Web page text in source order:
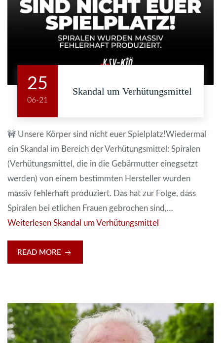
25
06-21
Skandal um Verhütungsmittel
🚧 Unsere Körper sind nicht euer Spielplatz!Wiedermal
ein Skandal im Bereich der Verhütungsmittel: Spiralen
(Verhütungsmittel, die in die Gebärmutter einegsetzt
werden) von einem bestimmten Hersteller wurden
massiv fehlerhaft produziert. Das hat zur Folge, dass
Spiralen bei etlichen Frauen gebrochen sind,…
Weiterlesen Skandal um Verhütungsmittel
READ MORE